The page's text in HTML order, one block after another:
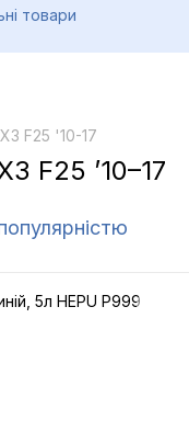
F25 '10-17
F25 ’10–17